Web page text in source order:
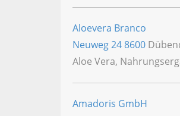
Aloevera Branco
Neuweg 248600
Aloe Vera,
Amadoris GmbH